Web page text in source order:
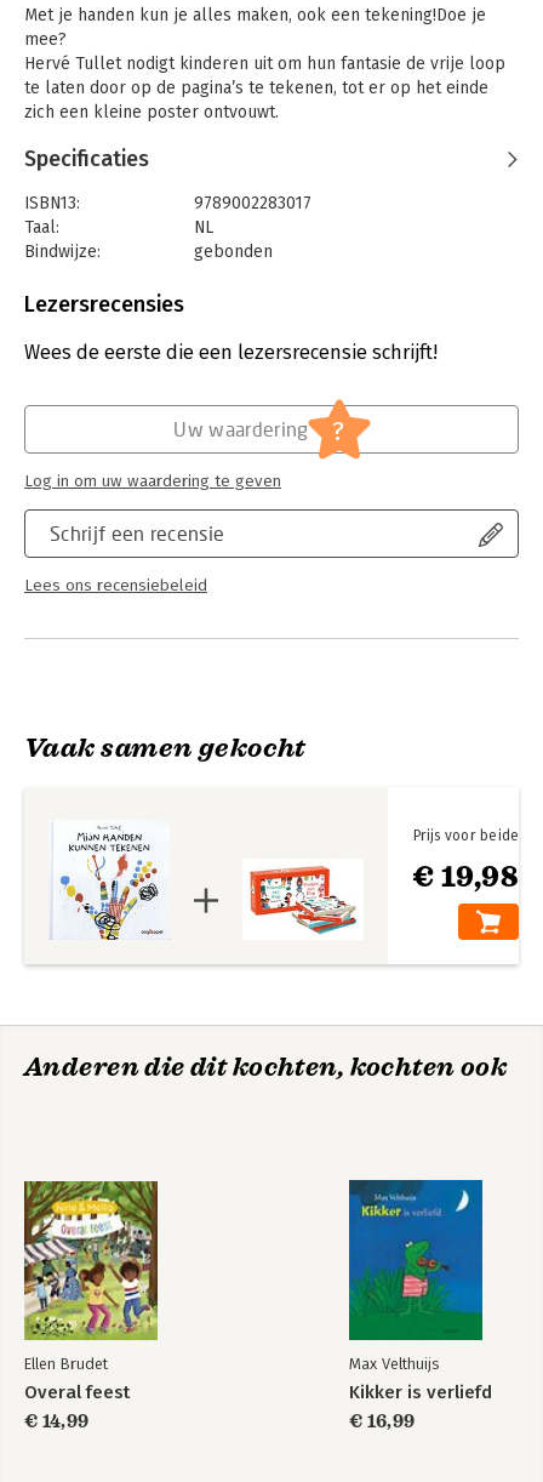
Met je handen kun je alles maken, ook een tekening!Doe je
mee?
Hervé Tullet nodigt kinderen uit om hun fantasie de vrije loop
te laten door op de pagina’s te tekenen, tot er op het einde
zich een kleine poster ontvouwt.
Specificaties
ISBN13:
9789002283017
Taal:
NL
Bindwijze:
gebonden
Uitgever:
Verschijningsdatum:
8-10-2024
Lezersrecensies
Wees de eerste die een lezersrecensie schrijft!
Schrijf een recensie
Lees ons recensiebeleid
Uw waardering ?
Log in om uw waardering te geven
Vaak samen gekocht
€ 19,98
Prijs voor beide
Anderen die dit kochten, kochten ook
Ellen Brudet
Overal feest
€ 14,99
Max Velthuijs
Kikker is verliefd
€ 16,99